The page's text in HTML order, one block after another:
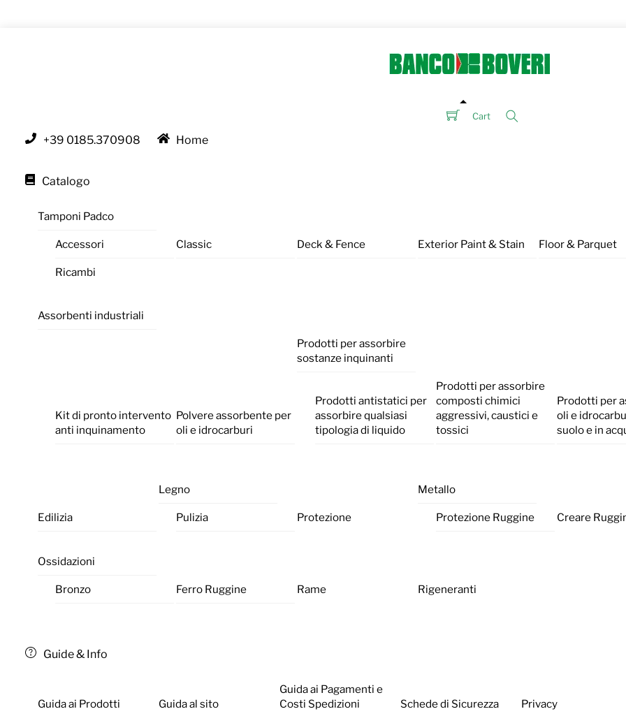
Cart
+39 0185.370908 Home
Catalogo
Tamponi Padco
Accessori Classic Deck & Fence Exterior Paint & Stain Floor & Parquet
Ricambi
Assorbenti industriali
Kit di pronto intervento
anti inquinamento
Polvere assorbente per
oli e idrocarburi
Prodotti per assorbire
sostanze inquinanti
Prodotti antistatici per
assorbire qualsiasi
tipologia di liquido
Prodotti per assorbire
composti chimici
aggressivi, caustici e
tossici
Prodotti per
oli e
suolo e in
Edilizia
Legno
Pulizia Protezione
Metallo
Protezione Ruggine Creare
Ossidazioni
Bronzo Ferro Ruggine Rame Rigeneranti
Guide & Info
Guida ai Prodotti Guida al sito
Guida ai Pagamenti e
Costi Spedizioni
Schede di Sicurezza Privacy